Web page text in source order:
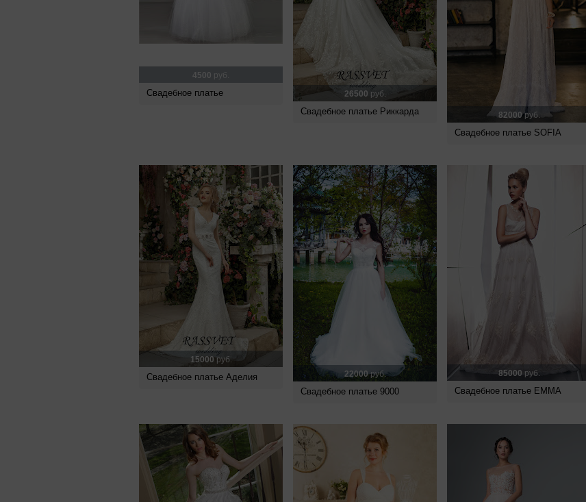
4500 руб.
Свадебное платье 26500 руб.
Свадебное платье Риккарда 82000руб.
Свадебное платье SOFIA
15000руб.
Свадебное платье Аделия 22000руб.
Свадебное платье 9000
85000 руб.
Свадебное платье EMMA